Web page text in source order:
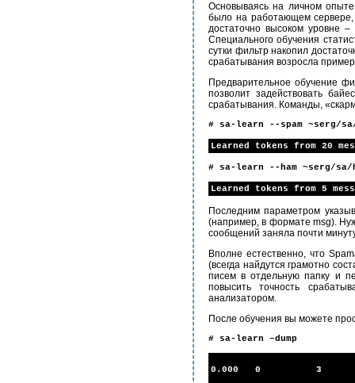
Основываясь на личном опыте
было на работающем сервере,
достаточно высоком уровне
Специального обучения
сутки фильтр накопил
срабатывания возросла
Предварительное обучение
позволит задействовать
срабатывания. Команды,
# sa-learn --spam ~serg/sa/
Learned tokens from 20
# sa-learn --ham ~serg/sa/
Learned tokens from 5
Последним параметром
(например, в формате msg).
сообщений заняла почти
Вполне естественно, что
(всегда найдутся грамотно
писем в отдельную папку и
повысить точность
анализатором.
После обучения вы можете
# sa-learn –dump
0.000 0 3 0 non-